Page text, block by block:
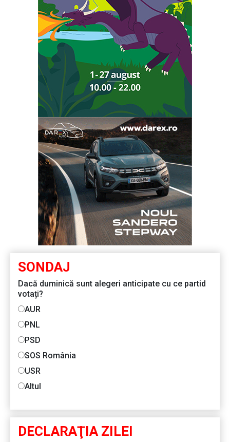
SONDAJ
Dacă duminică sunt alegeri anticipate cu ce partid
votați?
AUR
PNL
PSD
SOS România
USR
Altul
DECLARAŢIA ZILEI